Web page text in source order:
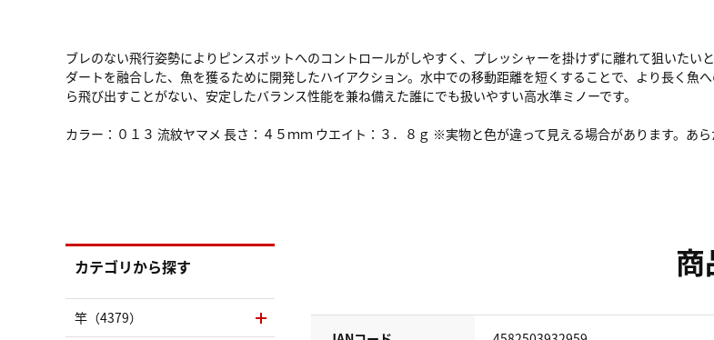
ブレのない飛行姿勢によりピンスポットへのコントロールがしやすく、プレッシャーを掛けずに離れて狙いた
ダートを融合した、魚を獲るために開発したハイアクション。水中での移動距離を短くすることで、より長く
ら飛び出すことがない、安定したバランス性能を兼ね備えた誰にでも扱いやすい高水準ミノーです。
カラー：０１３ 流紋ヤマメ 長さ：４５ｍｍ ウエイト：３．８ｇ ※実物と色が違って見える場合があります。あら
カテゴリから探す
竿（4379）